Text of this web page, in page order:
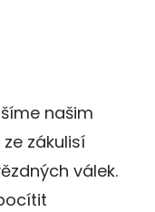
našim
zákulisí
válek.